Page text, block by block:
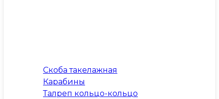
Скоба такелажная
Карабины
Талреп кольцо-кольцо